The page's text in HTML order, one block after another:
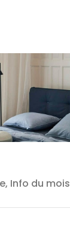
Info du mois